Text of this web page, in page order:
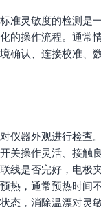
准灵敏度的检测是
的操作流程。通常
确认、连接校准、
仪器外观进行检查
关操作灵活、接触
线是否完好，电极
热，通常预热时间
态，消除温漂对灵